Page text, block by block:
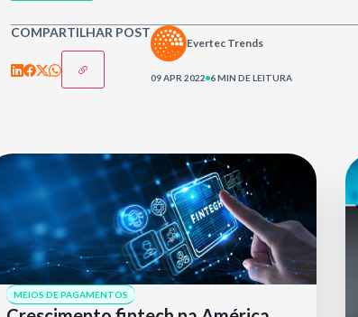
COMPARTILHAR POST
Evertec Trends
09 APR 2022 6 MIN DE LEITURA
MEIOS DE PAGAMENTOS